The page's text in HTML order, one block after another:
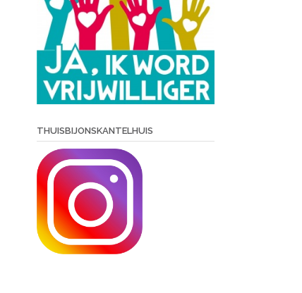
THUISBIJONSKANTELHUIS